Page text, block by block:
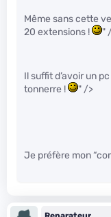
Même sans cette
20 extensions !
"
Il suffit d’avoir un
tonnerre !
" />
Je préfère mon